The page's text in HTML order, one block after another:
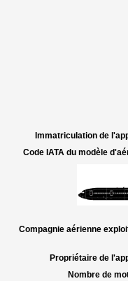
Immatriculation de
Code IATA du modèle
Compagnie aérienne
Propriétaire de
Nombre de